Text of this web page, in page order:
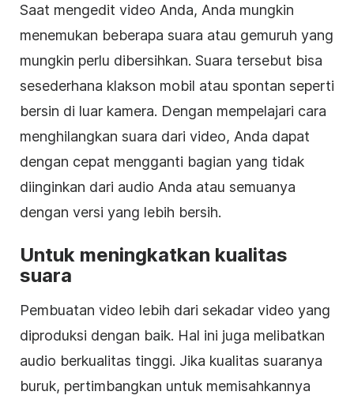
Saat mengedit video Anda, Anda mungkin
menemukan beberapa suara atau gemuruh yang
mungkin perlu dibersihkan. Suara tersebut bisa
sesederhana klakson mobil atau spontan seperti
bersin di luar kamera. Dengan mempelajari cara
menghilangkan suara dari video, Anda dapat
dengan cepat mengganti bagian yang tidak
diinginkan dari audio Anda atau semuanya
dengan versi yang lebih bersih.
Untuk meningkatkan kualitas
suara
Pembuatan video lebih dari sekadar video yang
diproduksi dengan baik. Hal ini juga melibatkan
audio berkualitas tinggi. Jika kualitas suaranya
buruk, pertimbangkan untuk memisahkannya